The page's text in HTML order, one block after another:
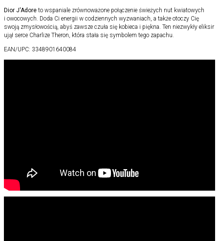
Dior J'Adore to wspaniale zrównoważone połączenie świeżych nut kwiatowych
i owocowych. Doda Ci energii w codziennych wyzwaniach, a także otoczy Cię
swoją zmysłowością, abyś zawsze czuła się kobieca i piękna. Ten niezwykły eliksir
ujął serce Charlize Theron, która stała się symbolem tego zapachu.
EAN/UPC: 3348901640084